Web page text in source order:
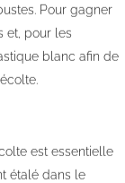
Pour gagner
et, pour les
blanc afin de
est essentielle
étalé dans le